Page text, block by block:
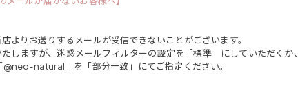
よりお送りするメールが受信できないことがございます。
しますが、迷惑メールフィルターの設定を「標準」にしていただくか、
natural」を「部分一致」にてご指定ください。